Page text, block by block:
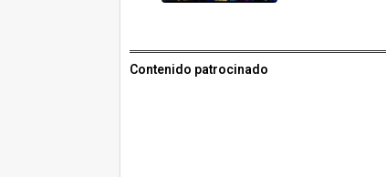
Contenido patrocinado